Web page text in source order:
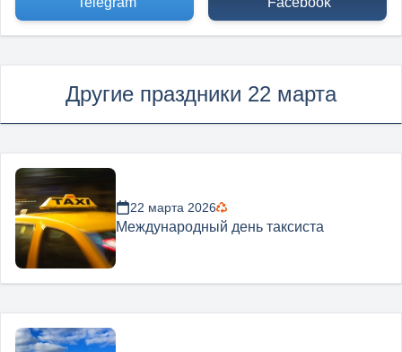
Другие праздники 22 марта
22 марта 2026
Международный день таксиста